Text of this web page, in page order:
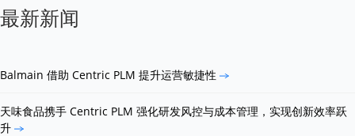
最新新闻
Balmain 借助 Centric PLM 提升运营敏捷性
天味食品携手 Centric PLM 强化研发风控与成本管理，实现创新效率跃
升